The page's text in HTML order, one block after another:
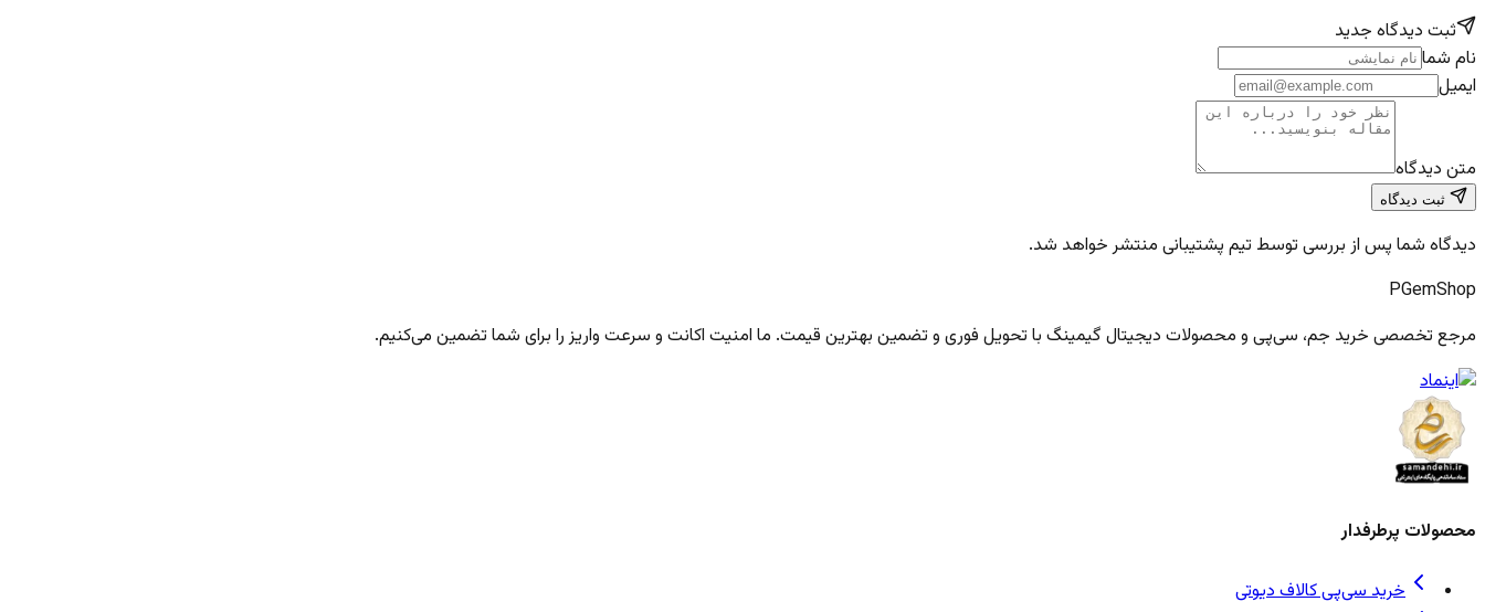
ثبت دیدگاه جدید
نام شما
ایمیل
متن دیدگاه
ثبت دیدگاه
دیدگاه شما پس از بررسی توسط تیم پشتیبانی منتشر خواهد شد.
PGemShop
مرجع تخصصی خرید جم، سی‌پی و محصولات دیجیتال گیمینگ با تحویل فوری و تضمین بهترین قیمت. ما امنیت اکانت و سرعت واریز را برای شما تضمین می‌کنیم.
محصولات پرطرفدار
خرید سی‌پی کالاف دیوتی